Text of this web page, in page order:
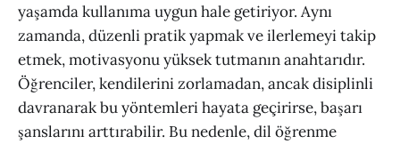
yaşamda kullanıma uygun hale getiriyor. Aynı
zamanda, düzenli pratik yapmak ve ilerlemeyi takip
etmek, motivasyonu yüksek tutmanın anahtarıdır.
Öğrenciler, kendilerini zorlamadan, ancak disiplinli
davranarak bu yöntemleri hayata geçirirse, başarı
şanslarını arttırabilir. Bu nedenle, dil öğrenme